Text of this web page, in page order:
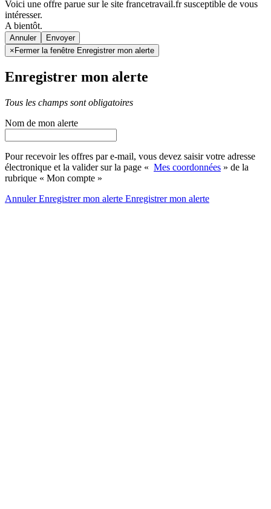
Voici une offre parue sur le site francetravail.fr susceptible de vous
intéresser.
A bientôt.
Annuler
× Fermer la fenêtre Enregistrer mon alerte
Enregistrer mon alerte
Tous les champs sont obligatoires
Nom de mon alerte
Pour recevoir les offres par e-mail, vous devez saisir votre adresse
électronique et la valider sur la page « Mes coordonnées » de la
rubrique « Mon compte »
AnnulerEnregistrer mon alerte Enregistrermon alerte